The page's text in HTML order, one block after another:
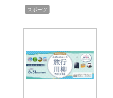
スポーツ